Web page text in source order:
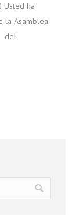
ha
la Asamblea
del